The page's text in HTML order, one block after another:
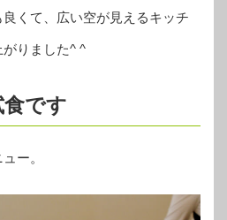
くて、広い空が見えるキッチ
りました^ ^
です
ー。